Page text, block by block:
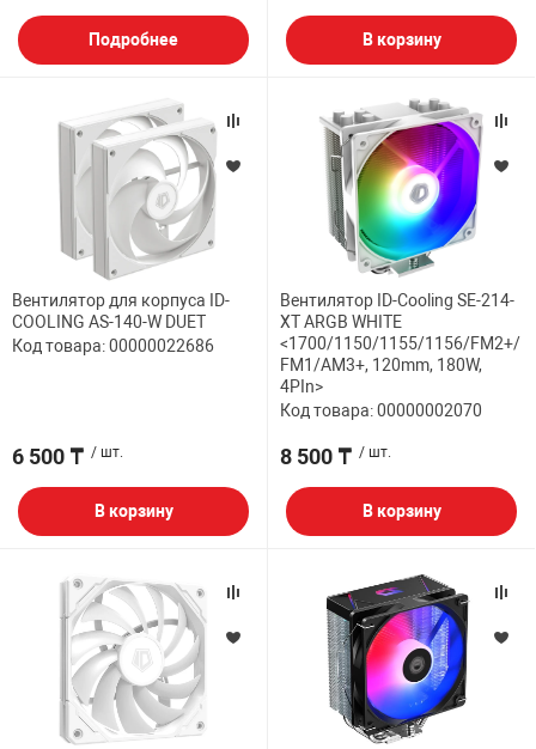
Подробнее В корзину
Вентилятор для корпуса ID-
COOLING AS-140-W DUET
Код товара: 00000022686
6 500 ₸ / шт.
В корзину
Вентилятор ID-Cooling SE-214-
XT ARGB WHITE
<1700/1150/1155/1156/FM2+/
FM1/AM3+, 120mm, 180W,
4PIn>
Код товара: 00000002070
8 500 ₸ / шт.
В корзину